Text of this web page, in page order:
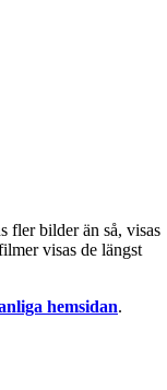
fler bilder än så, visas
visas de längst
hemsidan.